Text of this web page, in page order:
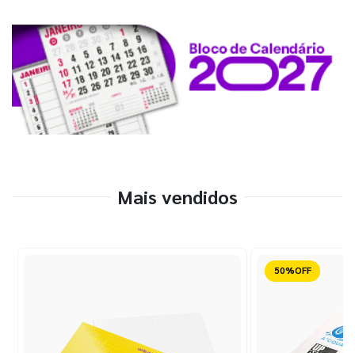
Mais vendidos
Reduzido